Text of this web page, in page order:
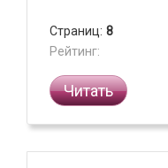
Страниц: 8
Рейтинг:
Читать